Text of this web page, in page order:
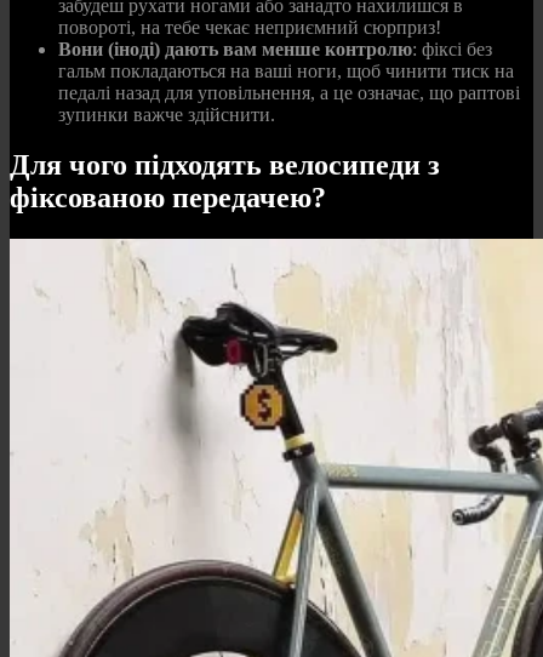
забудеш рухати ногами або занадто нахилишся в
повороті, на тебе чекає неприємний сюрприз!
Вони (іноді) дають вам менше контролю: фіксі без
гальм покладаються на ваші ноги, щоб чинити тиск на
педалі назад для уповільнення, а це означає, що раптові
зупинки важче здійснити.
Для чого підходять велосипеди з
фіксованою передачею?